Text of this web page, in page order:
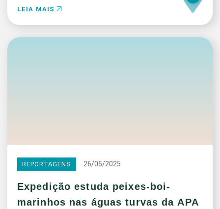
LEIA MAIS
REPORTAGENS 26/05/2025
Expedição estuda peixes-boi-
marinhos nas águas turvas da APA